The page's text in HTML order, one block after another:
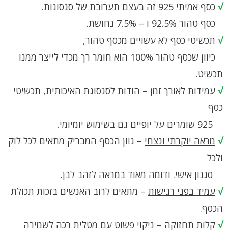
√ כסף אמיתי 925 זה בעצם תערובת של סגסוגות.
כסף טהור 92.5% ו – 7.5% נחושת.
√ תכשיטי כסף לא עשויים מכסף טהור,
כיוון שכסף טהור 100% הוא חומר רך מכדי לייצר ממנו
תכשיט.
√ עמידות לאורך זמן – הודות לסגסוגת האיכותית, תכשיטי
כסף
√ מראה יוקרתי ונצחי – גוון הכסף המבריק מתאים לכל לוק
ולכל
סגנון אישי. ודומה מאוד במראה לזהב לבן.
√ עמיד בפני רגישות – מתאים לרוב האנשים בזכות תכולת
הכסף.
√ קלות תחזוקה – ניקוי פשוט עם מטלית רכה לשמירה